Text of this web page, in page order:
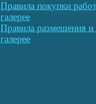
Правила покупки
галерее
Правила размещения
галерее